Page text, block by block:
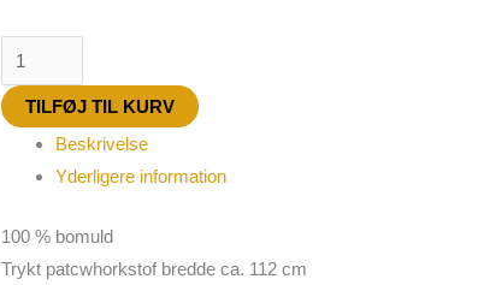
TILFØJ TIL KURV
Beskrivelse
Yderligere information
100 % bomuld
Trykt patcwhorkstof bredde ca. 112 cm